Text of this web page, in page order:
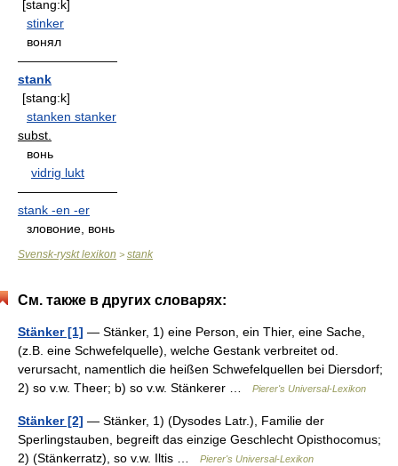
[stang:k]
stinker
вонял
————————
stank
[stang:k]
stanken stanker
subst.
вонь
vidrig lukt
————————
stank -en -er
зловоние, вонь
Svensk-ryskt lexikon > stank
См. также в других словарях:
Stänker [1] — Stänker, 1) eine Person, ein Thier, eine Sache,
(z.B. eine Schwefelquelle), welche Gestank verbreitet od.
verursacht, namentlich die heißen Schwefelquellen bei Diersdorf;
2) so v.w. Theer; b) so v.w. Stänkerer …
Pierer's Universal-Lexikon
Stänker [2] — Stänker, 1) (Dysodes Latr.), Familie der
Sperlingstauben, begreift das einzige Geschlecht Opisthocomus;
2) (Stänkerratz), so v.w. Iltis …
Pierer's Universal-Lexikon